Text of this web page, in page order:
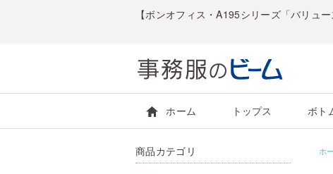
【ボンオフィス・A195シリーズ「バリュ
ホーム トップス ボト
ホ
商品カテゴリ